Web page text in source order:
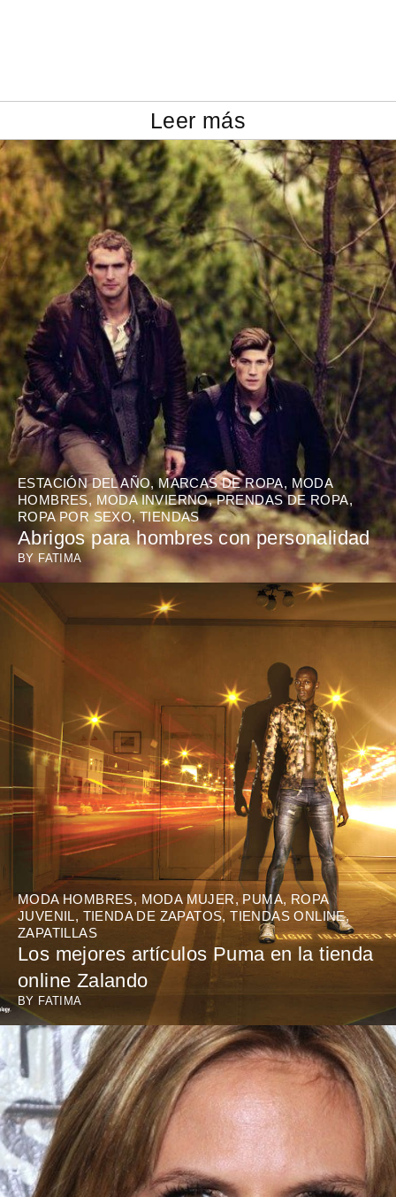
Leer más
ESTACIÓN DEL AÑO,MARCAS DE ROPA, MODA
HOMBRES, MODA INVIERNO,PRENDAS DE ROPA,
ROPA POR SEXO,TIENDAS
Abrigos para hombres con personalidad
BY FATIMA
MODA HOMBRES, MODA MUJER, PUMA, ROPA
JUVENIL, TIENDA DE ZAPATOS,TIENDAS ONLINE,
ZAPATILLAS
Los mejores artículos Puma en la tienda
online Zalando
BY FATIMA